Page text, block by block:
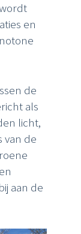
en
de
als
licht,
van de
aan de